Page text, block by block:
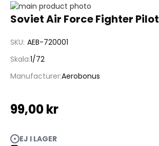
Soviet Air Force Fighter Pilot
SKU AEB-720001
Skala 1/72
ManufacturerAerobonus
99,00 kr
EJ I LAGER
Hoppa
till
bildgalleriet
Hoppa
av
bildgalleriet